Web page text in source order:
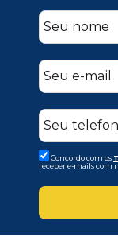
Concordo com os
receber e-mails com